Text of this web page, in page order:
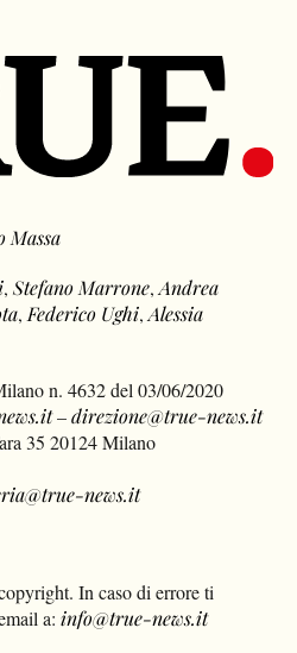
,Stefano Marrone,Andrea
n. 4632 del 03/06/2020
–direzione@true-news.it
35 20124 Milano
In caso di errore ti